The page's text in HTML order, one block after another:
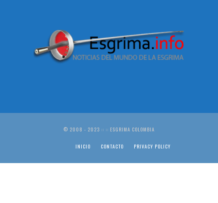
© 2008 - 2023 :: :: ESGRIMA COLOMBIA
INICIO CONTACTO PRIVACY POLICY